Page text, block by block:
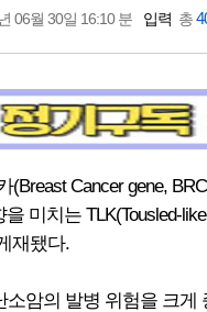
06월 30일 16:10 분 입력 총
Cancer gene,
미치는 TLK(Tousled-
재됐다.
소암의 발병 위험을 크